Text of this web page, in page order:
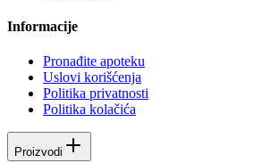
Informacije
Pronađite apoteku
Uslovi korišćenja
Politika privatnosti
Politika kolačića
Proizvodi